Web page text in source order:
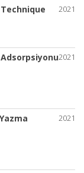
2021
2021
2021